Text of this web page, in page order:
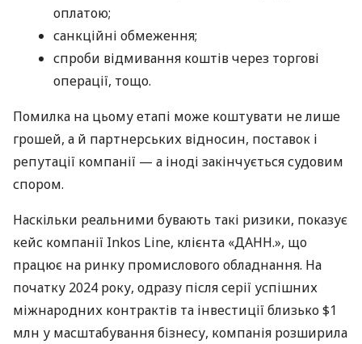
оплатою;
санкційні обмеження;
спроби відмивання коштів через торгові
операції, тощо.
Помилка на цьому етапі може коштувати не лише
грошей, а й партнерських відносин, поставок і
репутації компанії — а іноді закінчується судовим
спором.
Наскільки реальними бувають такі ризики, показує
кейс компанії Inkos Line, клієнта «ДАНН.», що
працює на ринку промислового обладнання. На
початку 2024 року, одразу після серії успішних
міжнародних контрактів та інвестиції близько $1
млн у масштабування бізнесу, компанія розширила